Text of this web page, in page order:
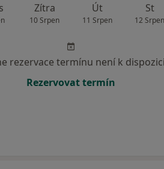
Zítra
10 Srpen
Út
11 Srpen
St
12 Srpen
rezervace termínu není k dispozici
Rezervovat termín